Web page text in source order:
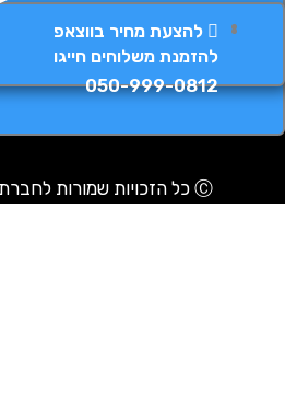
להזמנת משלוחים חייגו
050-999-0812
להצעת מחיר בווצאפ